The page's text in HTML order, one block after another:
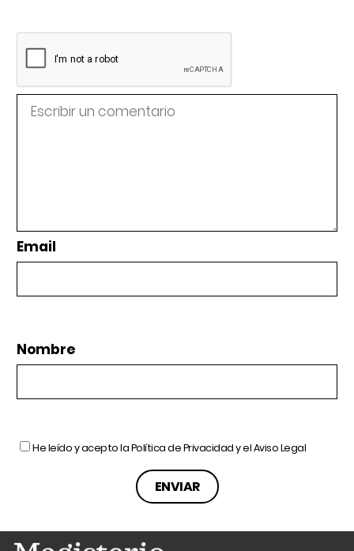
Email
Nombre
He leído y acepto laPolítica de Privacidady elAviso Legal